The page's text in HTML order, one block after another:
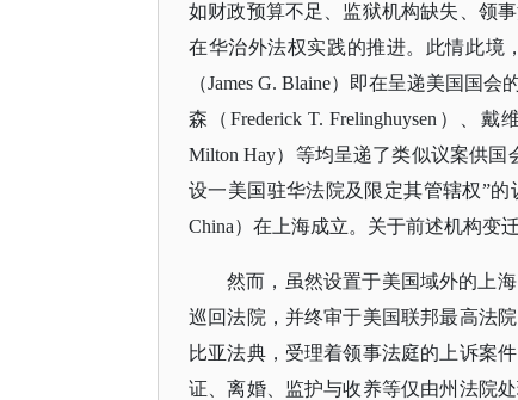
如财政预算不足、监狱机构缺失、领
在华治外法权实践的推进。此情此境
（James G. Blaine）即在呈递美国国
森（Frederick T. Frelinghuysen）、
Milton Hay）等均呈递了类似议案供国
设一美国驻华法院及限定其管辖权”的
China）在上海成立。关于前述机构变
然而，虽然设置于美国域外的上
巡回法院，并终审于美国联邦最高法
比亚法典，受理着领事法庭的上诉案
证、离婚、监护与收养等仅由州法院